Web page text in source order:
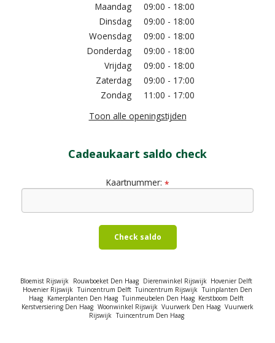
Maandag
09:00 - 18:00
Dinsdag
09:00 - 18:00
Woensdag
09:00 - 18:00
Donderdag
09:00 - 18:00
Vrijdag
09:00 - 18:00
Zaterdag
09:00 - 17:00
Zondag
11:00 - 17:00
Toon alle openingstijden
Cadeaukaart saldo check
Kaartnummer: *
Check saldo
Bloemist Rijswijk Rouwboeket Den Haag Dierenwinkel Rijswijk Hovenier Delft
Hovenier Rijswijk Tuincentrum Delft Tuincentrum Rijswijk Tuinplanten Den
Haag Kamerplanten Den Haag Tuinmeubelen Den Haag Kerstboom Delft
Kerstversiering Den Haag Woonwinkel Rijswijk Vuurwerk Den Haag Vuurwerk
Rijswijk Tuincentrum Den Haag